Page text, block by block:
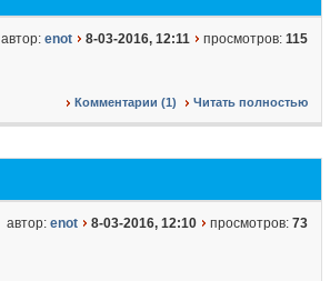
автор: enot 8-03-2016, 12:11 просмотров: 115
Комментарии (1) Читать полностью
автор: enot 8-03-2016, 12:10 просмотров: 73